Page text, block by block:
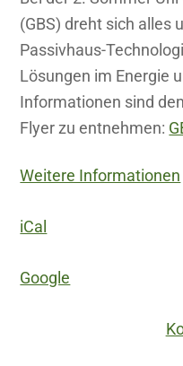
(GBS) dreht sich alles
Passivhaus-
Lösungen im Energie
Informationen sind
Flyer zu entnehmen:
Weitere Informationen
iCal
Google